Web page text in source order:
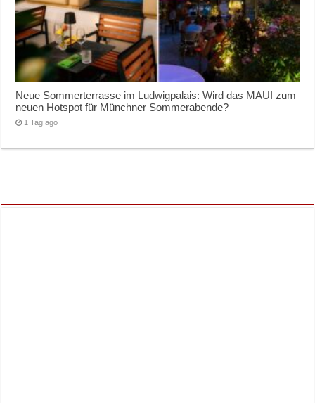
Neue Sommerterrasse im Ludwigpalais: Wird das MAUI zum
neuen Hotspot für Münchner Sommerabende?
1 Tag ago